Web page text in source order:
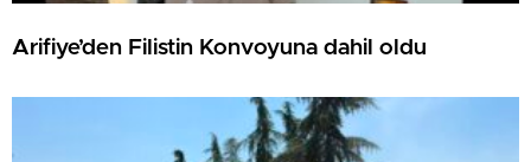
Arifiye’den Filistin Konvoyuna dahil oldu